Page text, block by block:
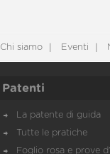
Chi siamo Eventi
Patenti
La patente di guida
Tutte le pratiche
Foglio rosa e prove